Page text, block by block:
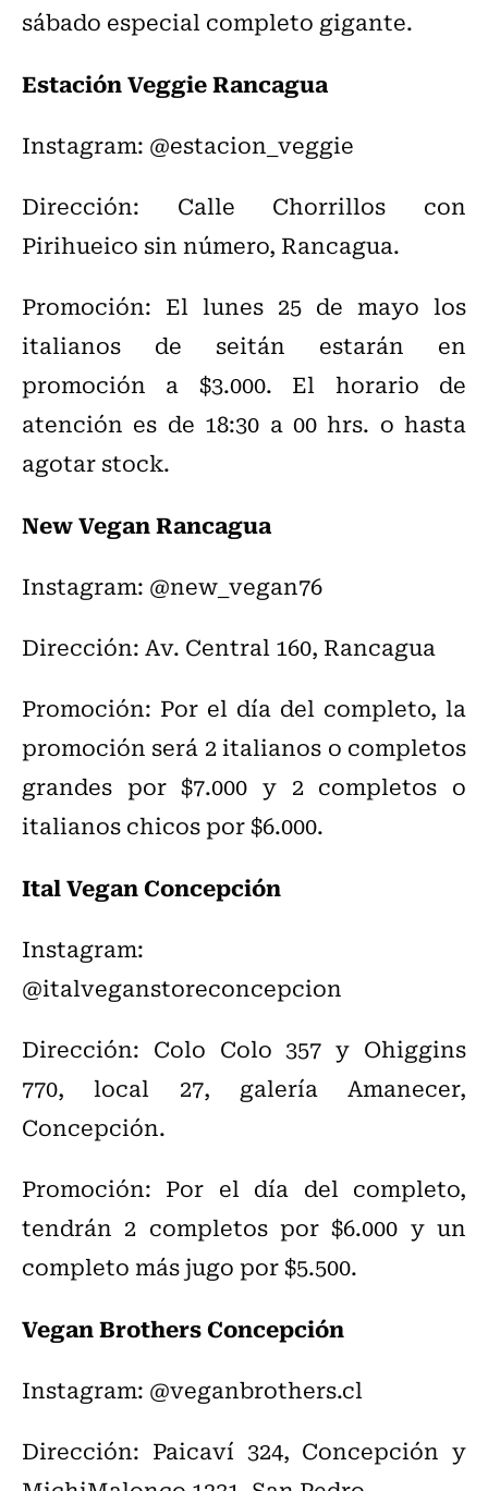
sábado especial completo gigante.
Estación Veggie Rancagua
Instagram: @estacion_veggie
Dirección: Calle Chorrillos con
Pirihueico sin número, Rancagua.
Promoción: El lunes 25 de mayo los
italianos de seitán estarán en
promoción a $3.000. El horario de
atención es de 18:30 a 00 hrs. o hasta
agotar stock.
New Vegan Rancagua
Instagram: @new_vegan76
Dirección: Av. Central 160, Rancagua
Promoción: Por el día del completo, la
promoción será 2 italianos o completos
grandes por $7.000 y 2 completos o
italianos chicos por $6.000.
Ital Vegan Concepción
Instagram:
@italveganstoreconcepcion
Dirección: Colo Colo 357 y Ohiggins
770, local 27, galería Amanecer,
Concepción.
Promoción: Por el día del completo,
tendrán 2 completos por $6.000 y un
completo más jugo por $5.500.
Vegan Brothers Concepción
Instagram: @veganbrothers.cl
Dirección: Paicaví 324, Concepción y